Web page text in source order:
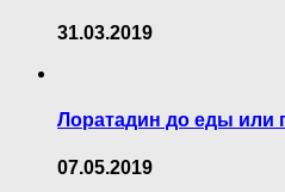
31.03.2019
Лоратадин до еды или
07.05.2019